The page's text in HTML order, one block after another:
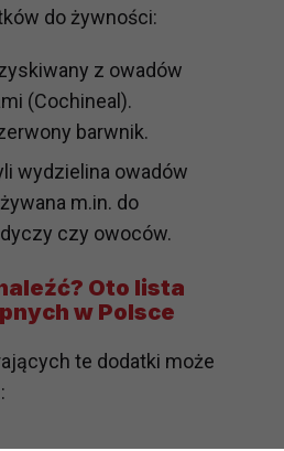
do żywności:
z owadów
(Cochineal).
barwnik.
wydzielina owadów
m.in. do
czy owoców.
Oto lista
w Polsce
te dodatki może